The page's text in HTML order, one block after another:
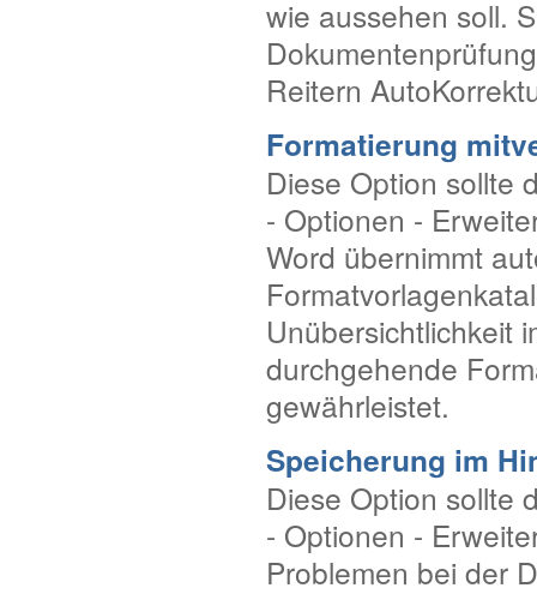
wie aussehen soll.
Reitern
Formatierung
Diese Option sollte
- Optionen -
Word übernimmt
Unübersichtlichkeit
durchgehende
gewährleistet.
Speicherung im
Diese Option sollte
- Optionen -
Problemen bei der